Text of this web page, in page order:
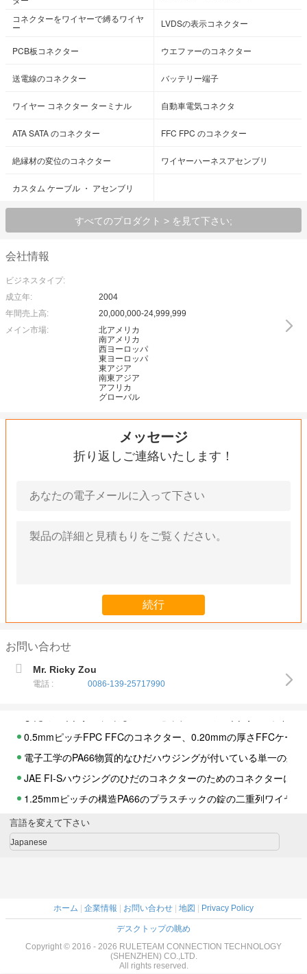
コネクターをワイヤーで縛るワイヤ
ー LVDSの表示コネクター
PCB板コネクター ウエファーのコネクター
送電線のコネクター バッテリー端子
ワイヤー コネクター ターミナル 自動車電気コネクタ
ATA SATA のコネクター FFC FPC のコネクター
絶縁材の変位のコネクター ワイヤーハーネスアセンブリ
カスタム ケーブル ・ アセンブリ
すべてのプロダクト > を見て下さい;
会社情報
ビジネスタイプ:
成立年:
2004
年間売上高:
20,000,000-24,999,999
メイン市場:
北アメリカ
南アメリカ
西ヨーロッパ
東ヨーロッパ
東アジア
南東アジア
アフリカ
グローバル
メッセージ
折り返しご連絡いたします！
お問い合わせ
Mr. Ricky Zou
電話 : 0086-139-25717990
ひだのコネクターに乗る2.5mmピッチSCNのコネクター ワイヤ
0.5mmピッチFPC FFCのコネクター、0.20mmの厚さFFCケー
電子工学のPA66物質的なひだハウジングが付いている単一の列
1.25mmピッチの構造PA66のプラスチックの錠の二重列ワイヤー
コネクターのmolex 104092のタイプひだのコネクターに乗るた
ロック2.0mmピッチ ワイヤー ハウジングなしでコネクターに乗
コネクターのdisconnectableタイプひだのコネクターに乗る
二重ウエファーのコネクター コネクター板のPCBのための
ロックのない2.0mmピッチのLvdsの表示コネクターの二重列
ひだの板コネクター2.0mmピッチへの二重列ワイヤー ハウジン
コネクターにタイプ乗る自動車コネクター2.0mmピッチのパッ
Amp 175778のPCBのコネクターのための側面の記入項目のタ
言語を変えて下さい
Japanese
ホーム 企業情報 お問い合わせ 地図 Privacy Policy
デスクトップの眺め
Copyright © 2016 - 2026 RULETEAM CONNECTION TECHNOLOGY
(SHENZHEN) CO.,LTD.
All rights reserved.